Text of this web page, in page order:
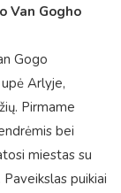
Van Gogho
Gogo
Arlyje,
Pirmame
bei
miestas su
puikiai